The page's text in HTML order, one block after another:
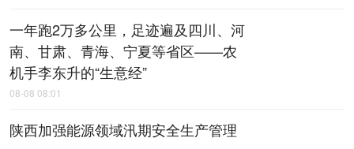
一年跑2万多公里，足迹遍及四川、河
南、甘肃、青海、宁夏等省区——农
机手李东升的“生意经”
08-08 08:01
陕西加强能源领域汛期安全生产管理